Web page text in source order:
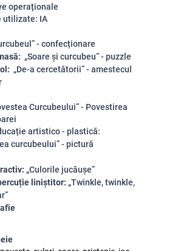
operaționale
utilizate: IA
”- confecționare
„Soare și curcubeu” - puzzle
„De-a cercetătorii” - amestecul
Curcubeului” - Povestirea
artistico - plastică:
curcubeului” - pictură
„Culorile jucăușe”
liniștitor: „Twinkle, twinkle,